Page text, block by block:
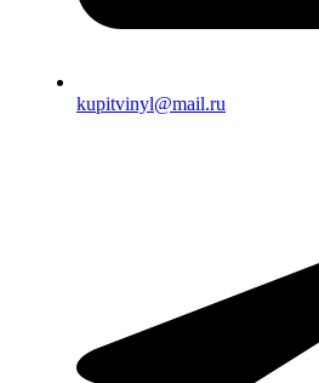
kupitvinyl@mail.ru